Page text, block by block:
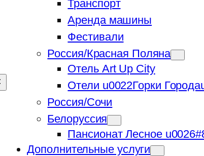
Транспорт
Аренда машины
Фестивали
Россия/Красная Поляна
Отель Art Up City
Отели u0022Горки
Россия/Сочи
Белоруссия
Пансионат Лесное
Дополнительные услуги